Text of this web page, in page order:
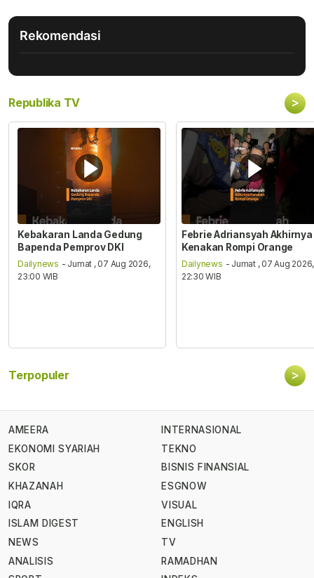
Rekomendasi
Republika TV >
Kebakaran Landa Gedung
Bapenda Pemprov DKI
Dailynews - Jumat , 07 Aug 2026,
23:00 WIB
Febrie Adriansyah Akhirnya
Kenakan Rompi Orange
Dailynews - Jumat , 07 Aug 2026,
22:30 WIB
Terpopuler >
AMEERA
EKONOMI SYARIAH
SKOR
KHAZANAH
IQRA
ISLAM DIGEST
NEWS
ANALISIS
INTERNASIONAL
TEKNO
BISNIS FINANSIAL
ESGNOW
VISUAL
ENGLISH
TV
RAMADHAN